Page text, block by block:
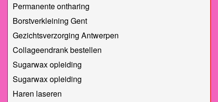
Permanente ontharing
Borstverkleining Gent
Gezichtsverzorging Antwerpen
Collageendrank bestellen
Sugarwax opleiding
Sugarwax opleiding
Haren laseren